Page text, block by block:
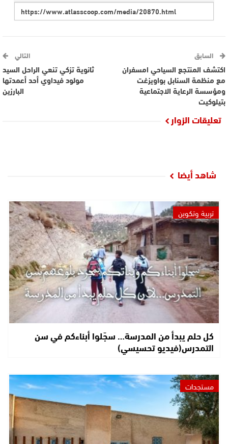
السابق
اكتشف المنتجع السياحي امسفران
مع منظمة السنابل بواويزغت
ومؤسسة الرعاية الاجتماعية
بتيلوكيت
التالي
ثانوية تزكي تنعي الراحل السيد
مولود فيداوي أحد أعمدتها
البارزين
تعليقات الزوار
شاهد أيضا
تربية وتكوين
كل حلم يبدأ من المدرسة… سجّلوا أبناءكم في سن
التمدرس(فيديو تحسيسي)
مستجدات